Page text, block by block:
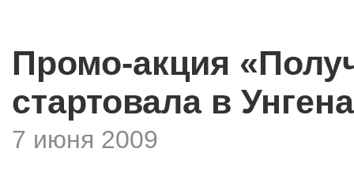
Промо-акция
стартовала в
7 июня 2009